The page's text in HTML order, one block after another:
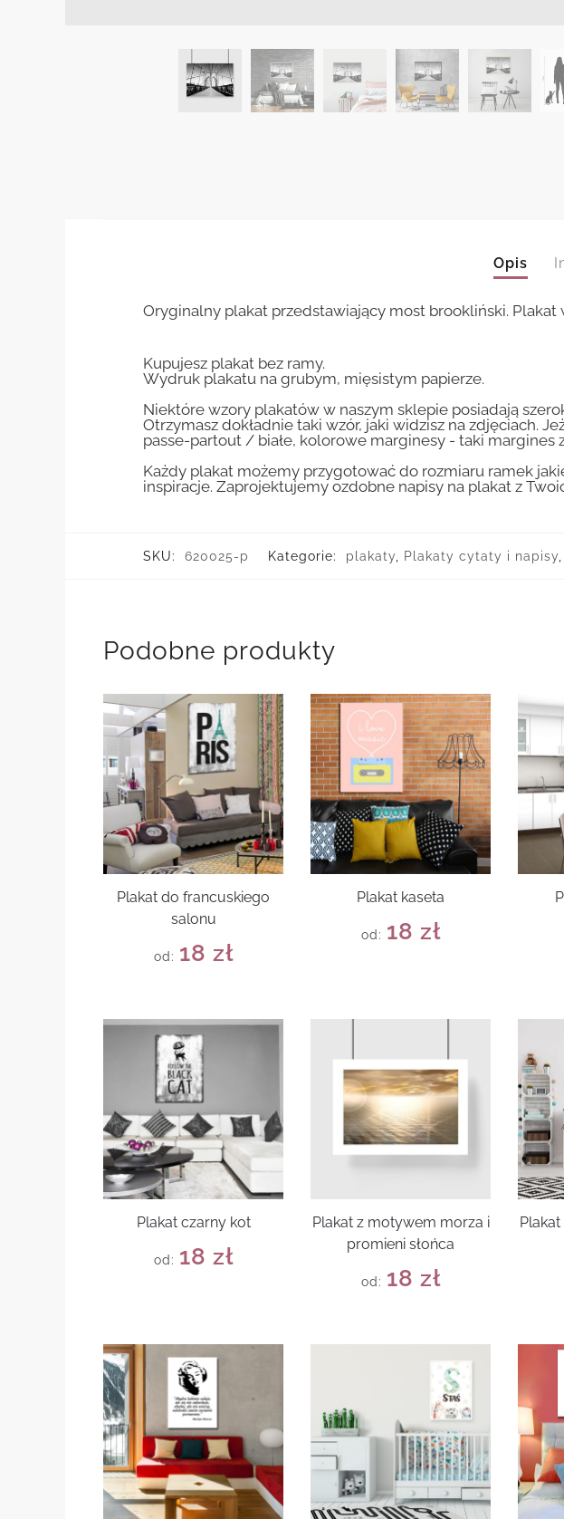
Opis
Oryginalny plakat przedstawiający most brookliński.
Kupujesz plakat bez ramy.
Wydruk plakatu na grubym, mięsistym papierze.
Niektóre wzory plakatów w naszym sklepie posiadają
Otrzymasz dokładnie taki wzór, jaki widzisz na zdjęciach.
passe-partout / białe, kolorowe marginesy - taki
Każdy plakat możemy przygotować do rozmiaru ramek
inspiracje. Zaprojektujemy ozdobne napisy na plakat z
SKU: 620025-p Kategorie: plakaty Plakaty cytaty i napisy
Podobne produkty
Plakat do francuskiego
salonu
od: 18 zł
Plakat kaseta
od: 18 zł
Plakat czarny kot
od: 18 zł
Plakat z motywem morza i
promieni słońca
od: 18 zł